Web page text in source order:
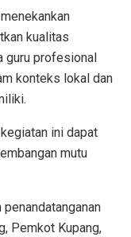
kualitas
guru profesional
konteks lokal dan
ini dapat
mutu
Pemkot Kupang,